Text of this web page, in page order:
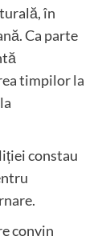
în
Ca parte
timpilor la
constau
convin